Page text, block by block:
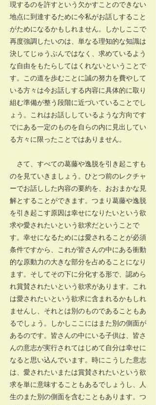
現するのを許すという欠かすことのできない
地点に到達するために今私がお話しすること
がためになるかもしれません。しかしここで
再度強調したいのは、単なる理知的な知識は
決してじゅうぶんではなく、求めているよう
な自由をもたらしてはくれないということで
す。この道を歩むことに誠の努力を費やして
いる方々は今お話しする内容に具体的に取り
組む準備が整う段階に近づいていることでし
ょう。これはお話ししているような方向です
でにある一定のものを自らの内に見出してい
る方々に限ったことではありません。
さて、すべての葛藤や逸脱を引き起こすも
のを見ていきましょう。ひとつ前のレクチャ
ーでお話しした内容の要約を、おおまかな見
解とすることができます。つまり葛藤や逸脱
を引き起こす原因は幸せになりたいという欲
求や愛されたいという欲求だということで
す。幸せになるためには愛されることが必須
条件ですから、これが皆さんの中にある衝動
的な原動力の大きな部分を占めることになり
ます。そしてその下に分化する形で、認めら
れ賞賛されたいという欲求があります。これ
は愛されたいという欲求に含まれるかもしれ
ませんし、それとは別のものであることもあ
るでしょう。しかしここにはまた別の側面が
あるのです。皆さんの中にいる子供は、皆さ
んの意志が実行されてはじめて自分は幸せに
なると思い込んでいます。時にこうした意志
は、愛されたいまたは賞賛されたいという欲
求を単に意味することもあるでしょうし、人
生のまた別の側面を含むこともあります。つ